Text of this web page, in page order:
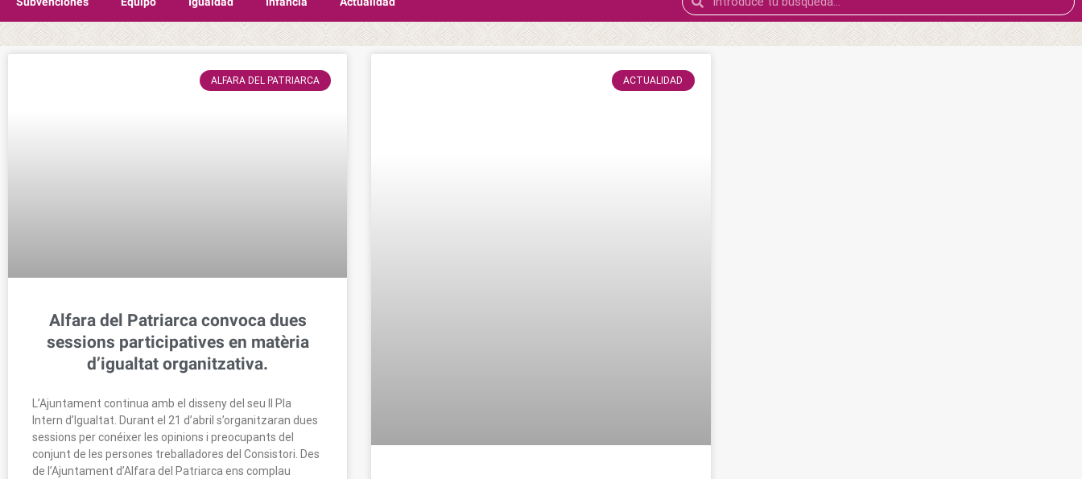
ALFARA DEL PATRIARCA
Alfara del Patriarca convoca dues
sessions participatives en matèria
d’igualtat organitzativa.
L’Ajuntament continua amb el disseny del seu II Pla
Intern d’Igualtat. Durant el 21 d’abril s’organitzaran dues
sessions per conéixer les opinions i preocupants del
conjunt de les persones treballadores del Consistori. Des
de l’Ajuntament d’Alfara del Patriarca ens complau
ACTUALIDAD